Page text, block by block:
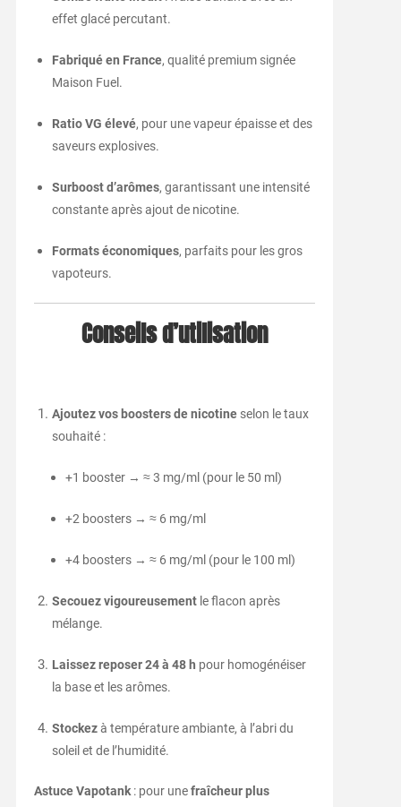
effet glacé percutant.
Fabriqué en France, qualité premium signée
Maison Fuel.
Ratio VG élevé, pour une vapeur épaisse et des
saveurs explosives.
Surboost d’arômes, garantissant une intensité
constante après ajout de nicotine.
Formats économiques, parfaits pour les gros
vapoteurs.
Conseils d’utilisation
Ajoutez vos boosters de nicotineselon le taux
souhaité :
+1 booster → ≈ 3 mg/ml (pour le 50 ml)
+2 boosters → ≈ 6 mg/ml
+4 boosters → ≈ 6 mg/ml (pour le 100 ml)
Secouez vigoureusementle flacon après
mélange.
Laissez reposer 24 à 48 h pour homogénéiser
la base et les arômes.
Stockezà température ambiante, à l’abri du
soleil et de l’humidité.
Astuce Vapotank: pour unefraîcheur plus